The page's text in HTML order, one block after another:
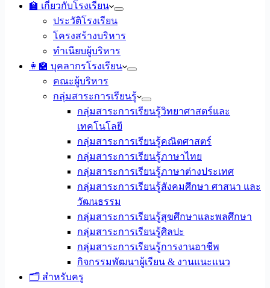
🏫 เกี่ยวกับโรงเรียน
ประวัติโรงเรียน
โครงสร้างบริหาร
ทำเนียบผู้บริหาร
👩‍🏫 บุคลากรโรงเรียน
คณะผู้บริหาร
กลุ่มสาระการเรียนรู้
กลุ่มสาระการเรียนรู้วิทยาศาสตร์และ
เทคโนโลยี
กลุ่มสาระการเรียนรู้คณิตศาสตร์
กลุ่มสาระการเรียนรู้ภาษาไทย
กลุ่มสาระการเรียนรู้ภาษาต่างประเทศ
กลุ่มสาระการเรียนรู้สังคมศึกษา ศาสนา และ
วัฒนธรรม
กลุ่มสาระการเรียนรู้สุขศึกษาและพลศึกษา
กลุ่มสาระการเรียนรู้ศิลปะ
กลุ่มสาระการเรียนรู้การงานอาชีพ
กิจกรรมพัฒนาผู้เรียน & งานแนะแนว
🗂️ สำหรับครู